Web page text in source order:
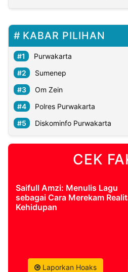
KABAR PILIHAN
Purwakarta
Sumenep
Om Zein
Polres Purwakarta
Diskominfo Purwakarta
CEK
Saifull Amzi: Menulis Lagu
sebagai Cara Merekam
Kehidupan
Laporkan Hoaks